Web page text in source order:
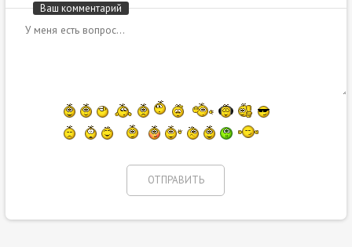
Ваш комментарий